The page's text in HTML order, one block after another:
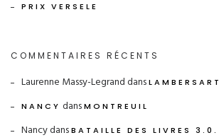
PRIX VERSELE
COMMENTAIRES RÉCENTS
Laurenne Massy-LegranddansLAMBERSART
NANCY dansMONTREUIL
NancydansBATAILLE DES LIVRES 3.0.